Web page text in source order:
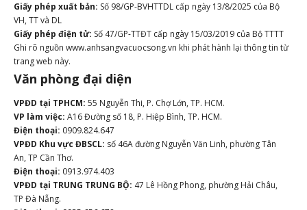
Giấy phép xuất bản: Số 98/GP-BVHTTDL cấp ngày 13/8/2025 của Bộ
VH, TT và DL
Giấy phép điện tử: Số 47/GP-TTĐT cấp ngày 15/03/2019 của Bộ TTTT
Ghi rõ nguồn www.anhsangvacuocsong.vn khi phát hành lại thông tin từ
trang web này.
Văn phòng đại diện
VPĐD tại TPHCM: 55 Nguyễn Thi, P. Chợ Lớn, TP. HCM.
VP làm việc: A16 Đường số 18, P. Hiệp Bình, TP. HCM.
Điện thoại: 0909.824.647
VPĐD Khu vực ĐBSCL: số 46A đường Nguyễn Văn Linh, phường Tân
An, TP Cần Thơ.
Điện thoại: 0913.974.403
VPĐD tại TRUNG TRUNG BỘ: 47 Lê Hồng Phong, phường Hải Châu,
TP Đà Nẵng.